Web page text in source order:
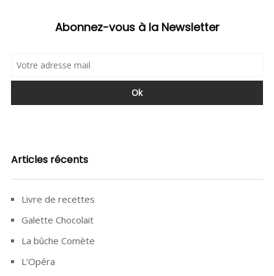
Abonnez-vous à la Newsletter
Articles récents
Livre de recettes
Galette Chocolait
La bûche Comète
L’Opéra